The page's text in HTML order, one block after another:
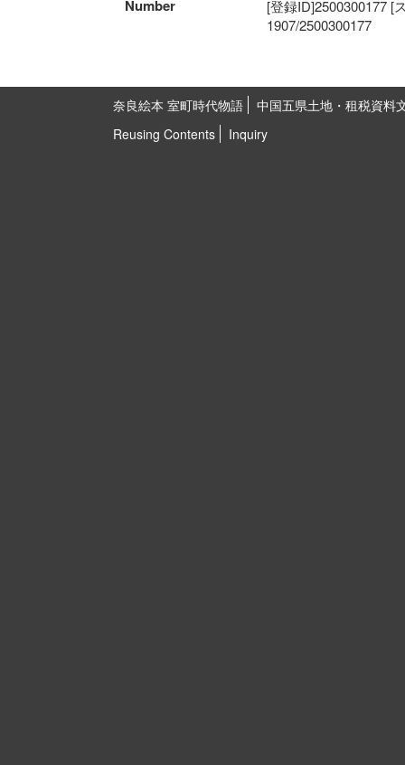
Number
[登録ID]2500300177 [
1907/2500300177
奈良絵本 室町時代物語
中国五県土地・租税資料
Reusing Contents
Inquiry